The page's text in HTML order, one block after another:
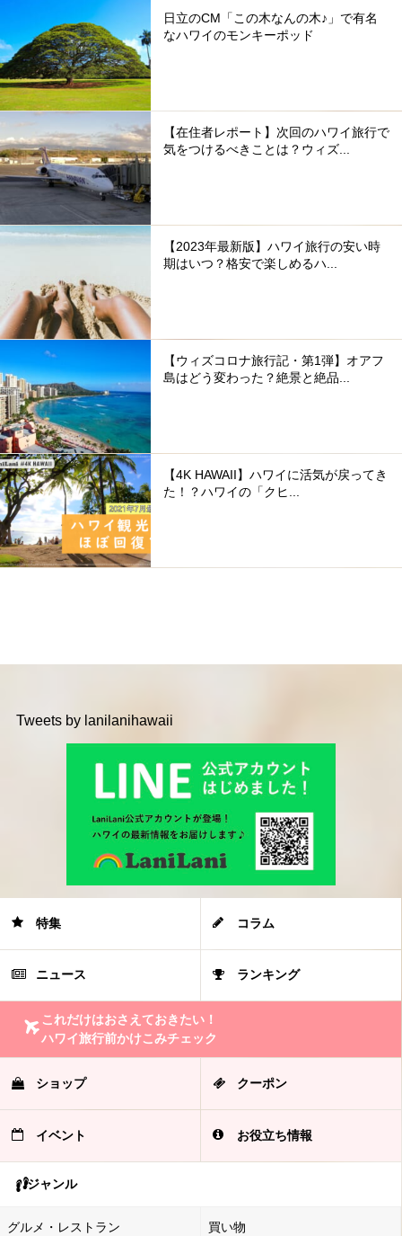
日立のCM「この木なんの木♪」で有名
なハワイのモンキーポッド
【在住者レポート】次回のハワイ旅行で
気をつけるべきことは？ウィズ...
【2023年最新版】ハワイ旅行の安い時
期はいつ？格安で楽しめるハ...
【ウィズコロナ旅行記・第1弾】オアフ
島はどう変わった？絶景と絶品...
【4K HAWAII】ハワイに活気が戻ってき
た！？ハワイの「クヒ...
Tweets by lanilanihawaii
特集 コラム
ニュース ランキング
これだけはおさえておきたい！
ハワイ旅行前かけこみチェック
ショップ クーポン
イベント お役立ち情報
ジャンル
グルメ・レストラン 買い物